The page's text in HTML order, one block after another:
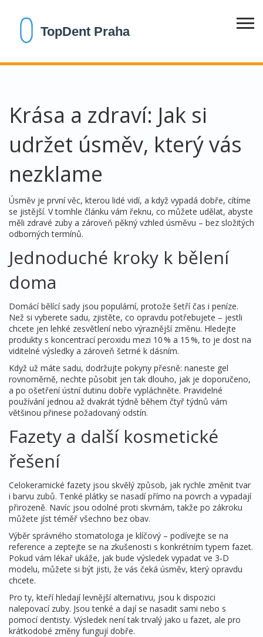
Krása a zdraví: Jak si
udržet úsměv, který vás
nezklame
Úsměv je první věc, kterou lidé vidí, a když vypadá dobře, cítíme
se jistější. V tomhle článku vám řeknu, co můžete udělat, abyste
měli zdravé zuby a zároveň pěkný vzhled úsměvu – bez složitých
odborných termínů.
Jednoduché kroky k bělení
doma
Domácí bělící sady jsou populární, protože šetří čas i peníze.
Než si vyberete sadu, zjistěte, co opravdu potřebujete – jestli
chcete jen lehké zesvětlení nebo výraznější změnu. Hledejte
produkty s koncentrací peroxidu mezi 10 % a 15 %, to je dost na
viditelné výsledky a zároveň šetrné k dásním.
Když už máte sadu, dodržujte pokyny přesně: naneste gel
rovnoměrně, nechte působit jen tak dlouho, jak je doporučeno,
a po ošetření ústní dutinu dobře vypláchněte. Pravidelné
používání jednou až dvakrát týdně během čtyř týdnů vám
většinou přinese požadovaný odstín.
Fazety a další kosmetické
řešení
Celokeramické fazety jsou skvělý způsob, jak rychle změnit tvar
i barvu zubů. Tenké plátky se nasadí přímo na povrch a vypadají
přirozeně. Navíc jsou odolné proti skvrnám, takže po zákroku
můžete jíst téměř všechno bez obav.
Výběr správného stomatologa je klíčový – podívejte se na
reference a zeptejte se na zkušenosti s konkrétním typem fazet.
Pokud vám lékař ukáže, jak bude výsledek vypadat ve 3‑D
modelu, můžete si být jisti, že vás čeká úsměv, který opravdu
chcete.
Pro ty, kteří hledají levnější alternativu, jsou k dispozici
nalepovací zuby. Jsou tenké a dají se nasadit sami nebo s
pomocí dentisty. Výsledek není tak trvalý jako u fazet, ale pro
krátkodobé změny fungují dobře.